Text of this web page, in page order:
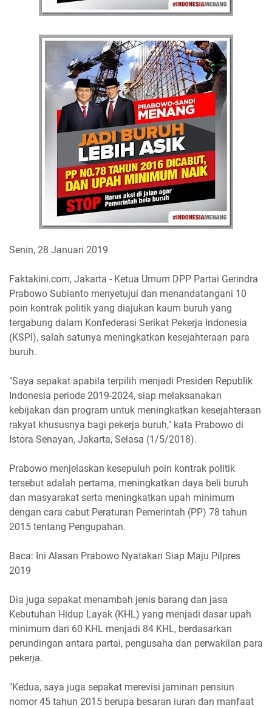
Senin, 28 Januari 2019
Faktakini.com, Jakarta - Ketua Umum DPP Partai Gerindra
Prabowo Subianto menyetujui dan menandatangani 10
poin kontrak politik yang diajukan kaum buruh yang
tergabung dalam Konfederasi Serikat Pekerja Indonesia
(KSPI), salah satunya meningkatkan kesejahteraan para
buruh.
"Saya sepakat apabila terpilih menjadi Presiden Republik
Indonesia periode 2019-2024, siap melaksanakan
kebijakan dan program untuk meningkatkan kesejahteraan
rakyat khususnya bagi pekerja buruh," kata Prabowo di
Istora Senayan, Jakarta, Selasa (1/5/2018).
Prabowo menjelaskan kesepuluh poin kontrak politik
tersebut adalah pertama, meningkatkan daya beli buruh
dan masyarakat serta meningkatkan upah minimum
dengan cara cabut Peraturan Pemerintah (PP) 78 tahun
2015 tentang Pengupahan.
Baca: Ini Alasan Prabowo Nyatakan Siap Maju Pilpres
2019
Dia juga sepakat menambah jenis barang dan jasa
Kebutuhan Hidup Layak (KHL) yang menjadi dasar upah
minimum dari 60 KHL menjadi 84 KHL, berdasarkan
perundingan antara partai, pengusaha dan perwakilan para
pekerja.
"Kedua, saya juga sepakat merevisi jaminan pensiun
nomor 45 tahun 2015 berupa besaran iuran dan manfaat